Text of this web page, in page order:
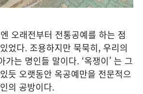
오래전부터 전통공예를 하는 점
었다. 조용하지만 묵묵히, 우리의
가는 명인들 말이다. ‘옥쟁이’ 는 그
듯 오랫동안 옥공예만을 전문적으
의 공방이다.